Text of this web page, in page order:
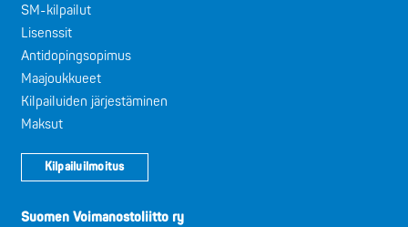
SM-kilpailut
Lisenssit
Antidopingsopimus
Maajoukkueet
Kilpailuiden järjestäminen
Maksut
Kilpailuilmoitus
Suomen Voimanostoliitto ry